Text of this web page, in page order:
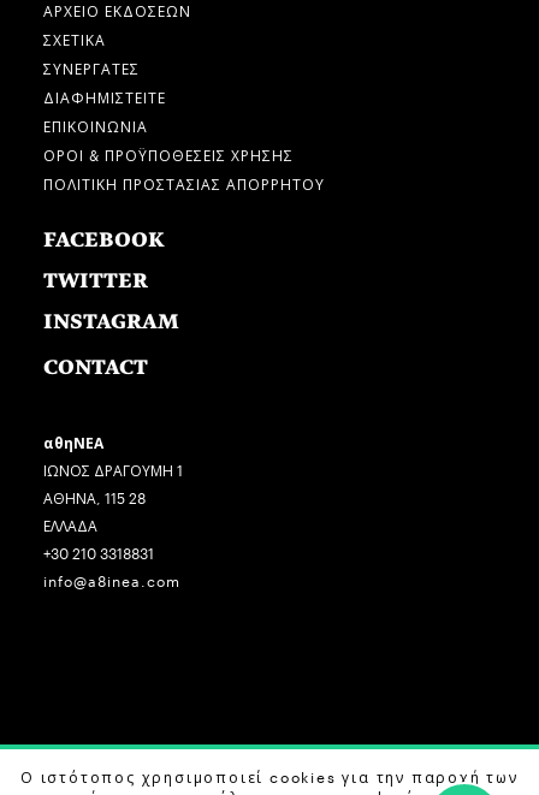
ΑΡΧΕΙΟ ΕΚΔΟΣΕΩΝ
ΣΧΕΤΙΚΑ
ΣΥΝΕΡΓΑΤΕΣ
ΔΙΑΦΗΜΙΣΤΕΙΤΕ
ΕΠΙΚΟΙΝΩΝΙΑ
ΟΡΟΙ & ΠΡΟΫΠΟΘΕΣΕΙΣ ΧΡΗΣΗΣ
ΠΟΛΙΤΙΚΗ ΠΡΟΣΤΑΣΙΑΣ ΑΠΟΡΡΗΤΟΥ
FACEBOOK
TWITTER
INSTAGRAM
CONTACT
αθηΝΕΑ
ΙΩΝΟΣ ΔΡΑΓΟΥΜΗ 1
ΑΘΗΝΑ, 115 28
ΕΛΛΑΔΑ
+30 210 3318831
info@a8inea.com
COPYRIGHT © 2026 αθηΝΕΑ, ALL RIGHTS RESERVED.
Ο ιστότοπος χρησιμοποιεί cookies για την παροχή των